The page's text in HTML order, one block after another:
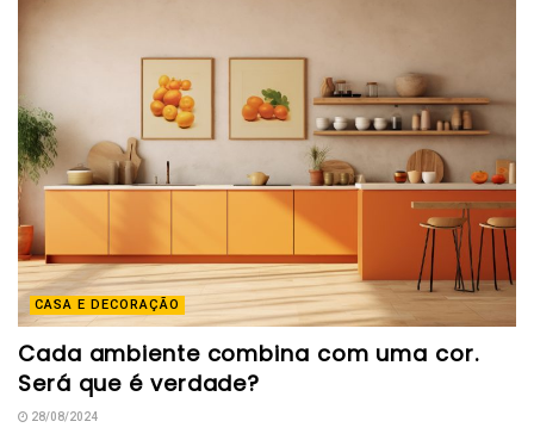
CASA E DECORAÇÃO
Cada ambiente combina com uma cor.
Será que é verdade?
28/08/2024